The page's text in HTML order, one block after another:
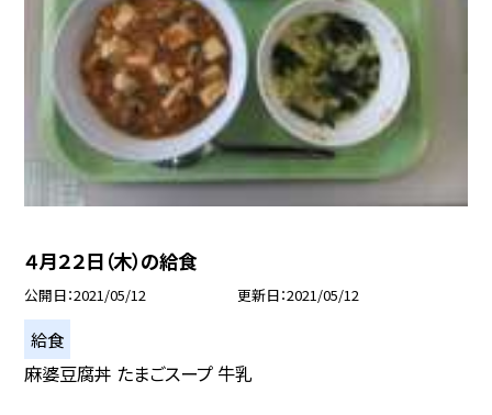
４月２２日（木）の給食
公開日 2021/05/12 更新日 2021/05/12
給食
麻婆豆腐丼 たまごスープ 牛乳